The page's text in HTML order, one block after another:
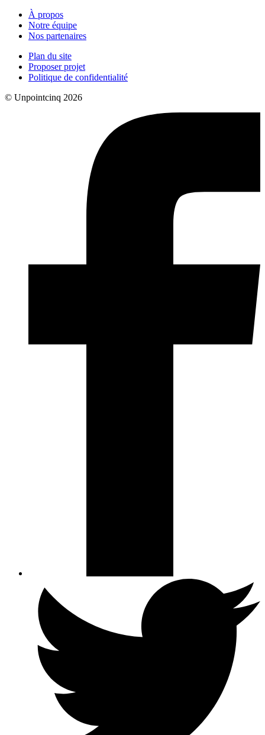
À propos
Notre équipe
Nos partenaires
Plan du site
Proposer projet
Politique de confidentialité
© Unpointcinq 2026